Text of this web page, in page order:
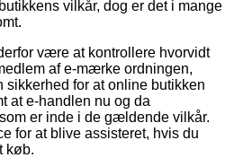
vilkår, dog er det i mange
være at kontrollere hvorvidt
af e-mærke ordningen,
sikkerhed for at online butikken
at e-handlen nu og da
er inde i de gældende vilkår.
for at blive assisteret, hvis du
køb.